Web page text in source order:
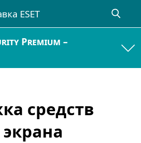
Premium –
средств